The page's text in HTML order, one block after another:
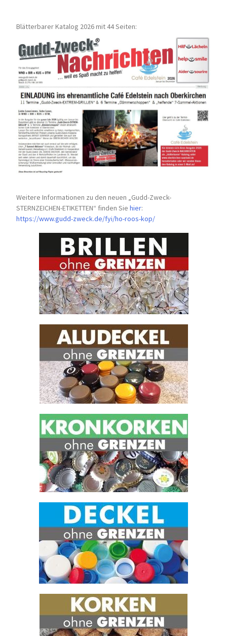
Blätterbarer Katalog 2026 mit 44 Seiten:
Weitere Informationen zu den neuen „Gudd-Zweck-
STERNZEICHEN-ETIKETTEN“ finden Siehier:
https://www.gudd-zweck.de/fyi/ho-roos-kop/